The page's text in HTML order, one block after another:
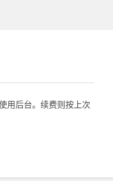
用后台。续费则按上次